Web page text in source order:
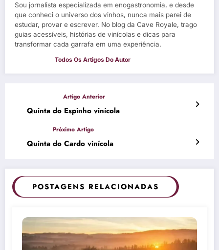
Sou jornalista especializada em enogastronomia, e desde
que conheci o universo dos vinhos, nunca mais parei de
estudar, provar e escrever. No blog da Cave Royale, trago
guias acessíveis, histórias de vinícolas e dicas para
transformar cada garrafa em uma experiência.
Quinta do Espinho vinícola
Quinta do Cardo vinícola
POSTAGENS RELACIONADAS